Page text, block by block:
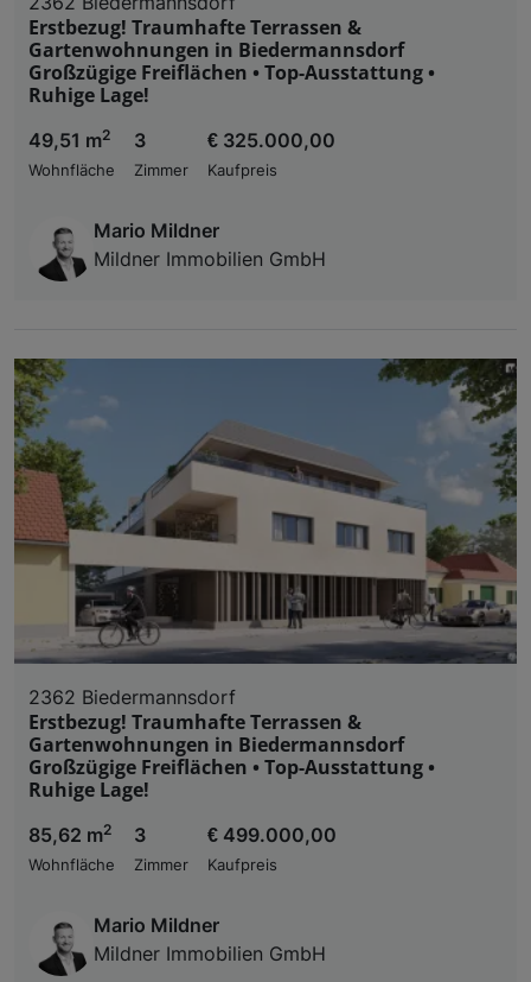
Erstbezug! Traumhafte Terrassen &
Gartenwohnungen in Biedermannsdorf
Großzügige Freiflächen • Top-Ausstattung •
Ruhige Lage!
49,51 m2
Wohnfläche
3
Zimmer
€ 325.000,00
Kaufpreis
Mario Mildner
Mildner Immobilien GmbH
2362 Biedermannsdorf
Erstbezug! Traumhafte Terrassen &
Gartenwohnungen in Biedermannsdorf
Großzügige Freiflächen • Top-Ausstattung •
Ruhige Lage!
85,62 m2
Wohnfläche
3
Zimmer
€ 499.000,00
Kaufpreis
Mario Mildner
Mildner Immobilien GmbH